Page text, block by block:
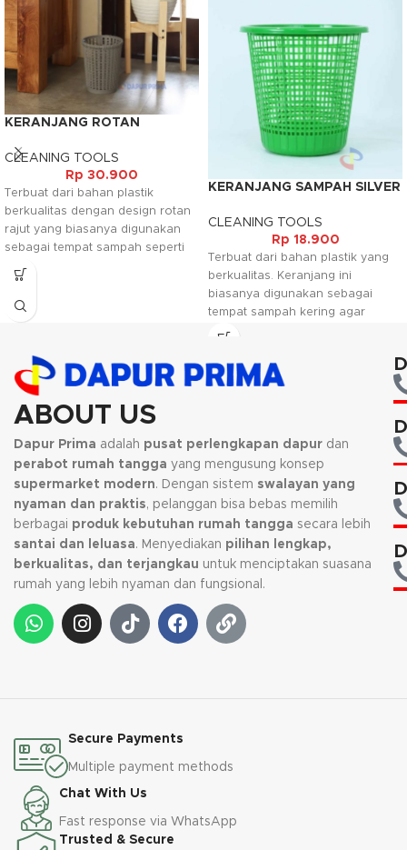
KERANJANG ROTAN
CLEANING TOOLS
Rp 30.900
Terbuat dari bahan plastik
berkualitas dengan design rotan
rajut yang biasanya digunakan
sebagai tempat sampah seperti
sampah kertas. Keranjang ini di
design minimalis tapi memberikan
kesan elegant untuk diletakkan di
kembali, jika request warna tidak
tersedia.
KERANJANG SAMPAH SILVER
CLEANING TOOLS
Rp 18.900
Terbuat dari bahan plastik yang
berkualitas. Keranjang ini
biasanya digunakan sebagai
tempat sampah kering agar
lingkungan tetap terjaga
Kami akan menghubungi Anda
ABOUT US
Dapur Prima adalah pusat perlengkapan dapur dan
perabot rumah tangga yang mengusung konsep
supermarket modern. Dengan sistem swalayan yang
nyaman dan praktis, pelanggan bisa bebas memilih
berbagai produk kebutuhan rumah tangga secara lebih
santai dan leluasa. Menyediakan pilihan lengkap,
berkualitas, dan terjangkau untuk menciptakan suasana
rumah yang lebih nyaman dan fungsional.
Secure Payments
Multiple payment methods
Chat With Us
Fast response via WhatsApp
Trusted & Secure